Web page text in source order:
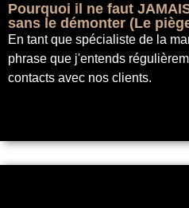
Pourquoi il ne faut
sans le démonter (Le
En tant que spécialiste de la
phrase que j'entends
contacts avec nos clients.